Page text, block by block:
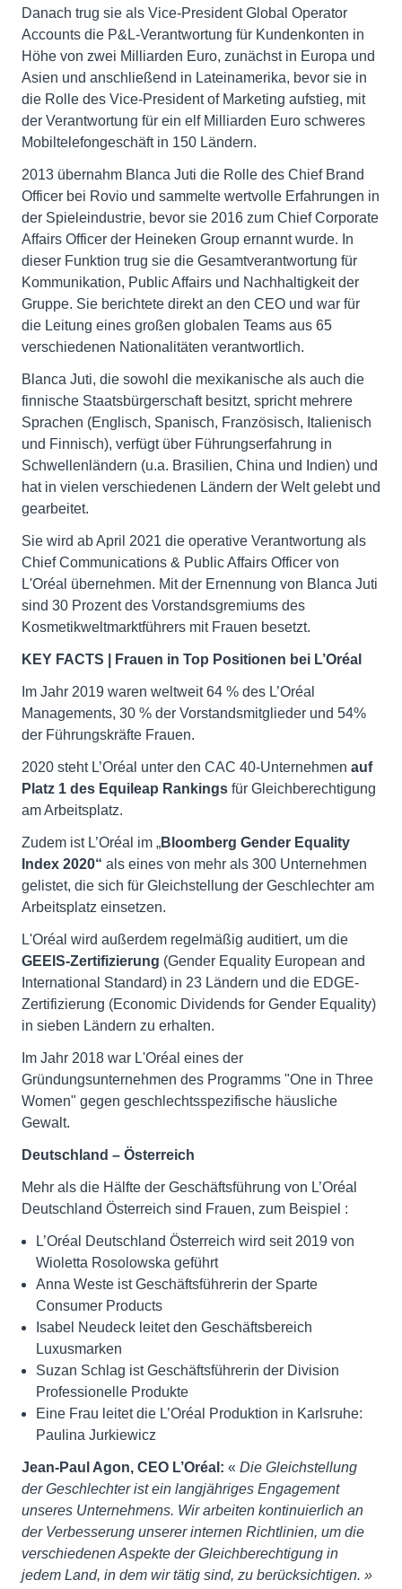
Danach trug sie als Vice-President Global Operator
Accounts die P&L-Verantwortung für Kundenkonten in
Höhe von zwei Milliarden Euro, zunächst in Europa und
Asien und anschließend in Lateinamerika, bevor sie in
die Rolle des Vice-President of Marketing aufstieg, mit
der Verantwortung für ein elf Milliarden Euro schweres
Mobiltelefongeschäft in 150 Ländern.
2013 übernahm Blanca Juti die Rolle des Chief Brand
Officer bei Rovio und sammelte wertvolle Erfahrungen in
der Spieleindustrie, bevor sie 2016 zum Chief Corporate
Affairs Officer der Heineken Group ernannt wurde. In
dieser Funktion trug sie die Gesamtverantwortung für
Kommunikation, Public Affairs und Nachhaltigkeit der
Gruppe. Sie berichtete direkt an den CEO und war für
die Leitung eines großen globalen Teams aus 65
verschiedenen Nationalitäten verantwortlich.
Blanca Juti, die sowohl die mexikanische als auch die
finnische Staatsbürgerschaft besitzt, spricht mehrere
Sprachen (Englisch, Spanisch, Französisch, Italienisch
und Finnisch), verfügt über Führungserfahrung in
Schwellenländern (u.a. Brasilien, China und Indien) und
hat in vielen verschiedenen Ländern der Welt gelebt und
gearbeitet.
Sie wird ab April 2021 die operative Verantwortung als
Chief Communications & Public Affairs Officer von
L'Oréal übernehmen. Mit der Ernennung von Blanca Juti
sind 30 Prozent des Vorstandsgremiums des
Kosmetikweltmarktführers mit Frauen besetzt.
KEY FACTS | Frauen in Top Positionen bei L’Oréal
Im Jahr 2019 waren weltweit 64 % des L’Oréal
Managements, 30 % der Vorstandsmitglieder und 54%
der Führungskräfte Frauen.
2020 steht L’Oréal unter den CAC 40-Unternehmen auf
Platz 1 des Equileap Rankings für Gleichberechtigung
am Arbeitsplatz.
Zudem ist L’Oréal im „Bloomberg Gender Equality
Index 2020“ als eines von mehr als 300 Unternehmen
gelistet, die sich für Gleichstellung der Geschlechter am
Arbeitsplatz einsetzen.
L'Oréal wird außerdem regelmäßig auditiert, um die
GEEIS-Zertifizierung (Gender Equality European and
International Standard) in 23 Ländern und die EDGE-
Zertifizierung (Economic Dividends for Gender Equality)
in sieben Ländern zu erhalten.
Im Jahr 2018 war L'Oréal eines der
Gründungsunternehmen des Programms "One in Three
Women" gegen geschlechtsspezifische häusliche
Gewalt.
Deutschland – Österreich
Mehr als die Hälfte der Geschäftsführung von L’Oréal
Deutschland Österreich sind Frauen, zum Beispiel :
L’Oréal Deutschland Österreich wird seit 2019 von
Wioletta Rosolowska geführt
Anna Weste ist Geschäftsführerin der Sparte
Consumer Products
Isabel Neudeck leitet den Geschäftsbereich
Luxusmarken
Suzan Schlag ist Geschäftsführerin der Division
Professionelle Produkte
Eine Frau leitet die L’Oréal Produktion in Karlsruhe:
Paulina Jurkiewicz
Jean-Paul Agon, CEO L’Oréal: « Die Gleichstellung
der Geschlechter ist ein langjähriges Engagement
unseres Unternehmens. Wir arbeiten kontinuierlich an
der Verbesserung unserer internen Richtlinien, um die
verschiedenen Aspekte der Gleichberechtigung in
jedem Land, in dem wir tätig sind, zu berücksichtigen. »